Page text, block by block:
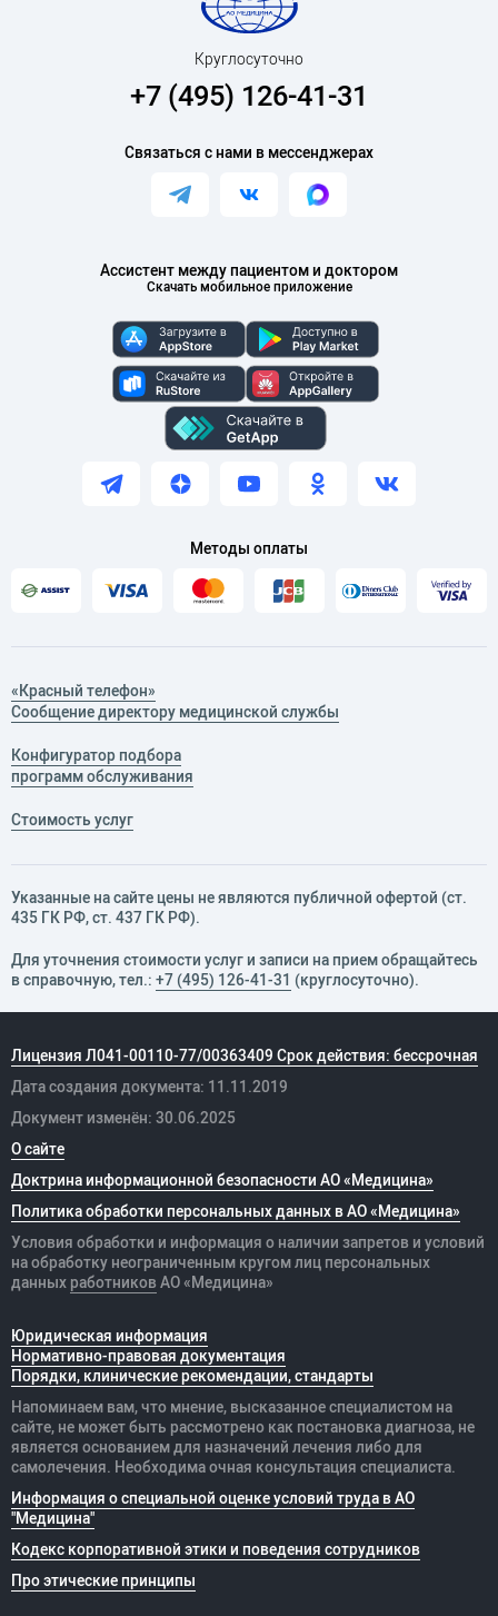
Ассистент между пациентом и доктором
Скачать мобильное приложение
Круглосуточно
+7 (495) 126-41-31
Связаться с нами в мессенджерах
Методы оплаты
«Красный телефон»
Сообщение директору медицинской службы
Конфигуратор подбора
программ обслуживания
Стоимость услуг
Указанные на сайте цены не являются публичной офертой (ст.
435 ГК РФ, cт. 437 ГК РФ).
Для уточнения стоимости услуг и записи на прием обращайтесь
в справочную, тел.: +7 (495) 126-41-31 (круглосуточно).
Лицензия Л041-00110-77/00363409 Срок действия: бессрочная
Дата создания документа: 11.11.2019
Документ изменён: 30.06.2025
О сайте
Доктрина информационной безопасности АО «Медицина»
Политика обработки персональных данных в АО «Медицина»
Условия обработки и информация о наличии запретов и условий
на обработку неограниченным кругом лиц персональных
данных работников АО «Медицина»
Юридическая информация
Нормативно-правовая документация
Порядки, клинические рекомендации, стандарты
Напоминаем вам, что мнение, высказанное специалистом на
сайте, не может быть рассмотрено как постановка диагноза, не
является основанием для назначений лечения либо для
самолечения. Необходима очная консультация специалиста.
Информация о специальной оценке условий труда в АО
"Медицина"
Кодекс корпоративной этики и поведения сотрудников
Про этические принципы